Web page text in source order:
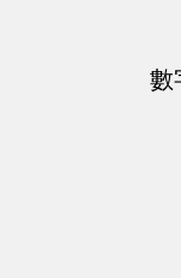
數